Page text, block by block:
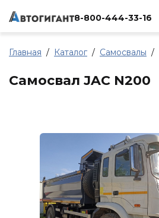
8-800-444-33-16
Главная Каталог Самосвалы
Самосвал JAC N200